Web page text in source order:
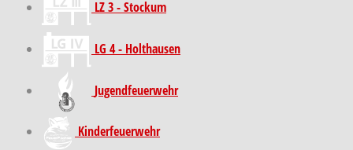
LZ 3 - Stockum
LG 4 - Holthausen
Jugendfeuerwehr
Kinder­feuer­wehr